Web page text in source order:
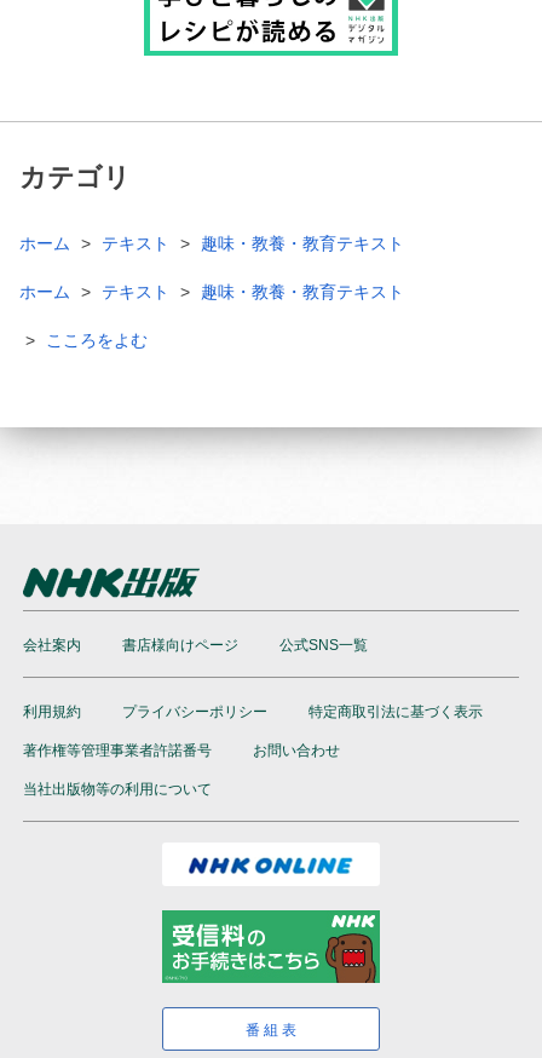
カテゴリ
ホーム テキスト 趣味・教養・教育テキスト
ホーム テキスト 趣味・教養・教育テキスト
こころをよむ
会社案内 書店様向けページ 公式SNS一覧
利用規約 プライバシーポリシー 特定商取引法に基づく表示
著作権等管理事業者許諾番号 お問い合わせ
当社出版物等の利用について
番組表